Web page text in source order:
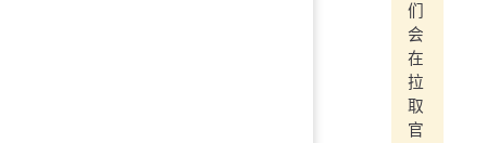
们
会
在
拉
取
官